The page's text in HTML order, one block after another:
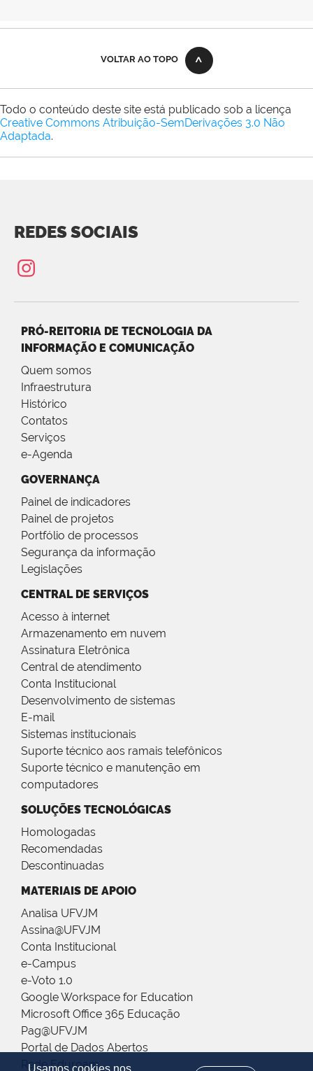
Usamos cookies nos
VOLTAR AO TOPO
Todo o conteúdo deste site está publicado sob a licença
Creative Commons Atribuição-SemDerivações 3.0 Não
Adaptada.
REDES SOCIAIS
PRÓ-REITORIA DE TECNOLOGIA DA
INFORMAÇÃO E COMUNICAÇÃO
Quem somos
Infraestrutura
Histórico
Contatos
Serviços
e-Agenda
GOVERNANÇA
Painel de indicadores
Painel de projetos
Portfólio de processos
Segurança da informação
Legislações
CENTRAL DE SERVIÇOS
Acesso à internet
Armazenamento em nuvem
Assinatura Eletrônica
Central de atendimento
Conta Institucional
Desenvolvimento de sistemas
E-mail
Sistemas institucionais
Suporte técnico aos ramais telefônicos
Suporte técnico e manutenção em
computadores
SOLUÇÕES TECNOLÓGICAS
Homologadas
Recomendadas
Descontinuadas
MATERIAIS DE APOIO
Analisa UFVJM
Assina@UFVJM
Conta Institucional
e-Campus
e-Voto 1.0
Google Workspace for Education
Microsoft Office 365 Educação
Pag@UFVJM
Portal de Dados Abertos
Rede Eduroam